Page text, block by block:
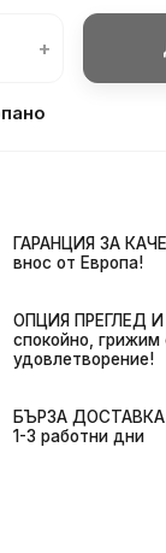
+
ГАРАНЦИЯ ЗА
внос от Европа!
ОПЦИЯ ПРЕГЛЕД И
спокойно, грижим
удовлетворение!
БЪРЗА ДОСТАВКА
1-3 работни дни